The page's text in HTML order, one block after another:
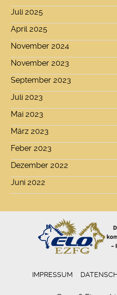
Juli 2025
April 2025
November 2024
November 2023
September 2023
Juli 2023
Mai 2023
März 2023
Feber 2023
Dezember 2022
Juni 2022
IMPRESSUM